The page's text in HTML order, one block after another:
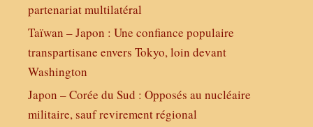
partenariat multilatéral
Taïwan – Japon : Une confiance populaire
transpartisane envers Tokyo, loin devant
Washington
Japon – Corée du Sud : Opposés au nucléaire
militaire, sauf revirement régional